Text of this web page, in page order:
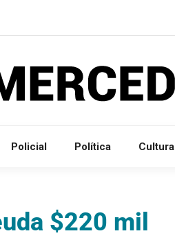
Policial Política Cultura
$220 mil